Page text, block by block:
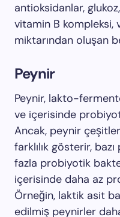
antioksidanlar,
vitamin B kompleksi,
miktarından oluşan
Peynir
Peynir, lakto-
ve içerisinde
Ancak, peynir
farklılık gösterir,
fazla probiyotik
içerisinde daha az
Örneğin, laktik asit
edilmiş peynirler